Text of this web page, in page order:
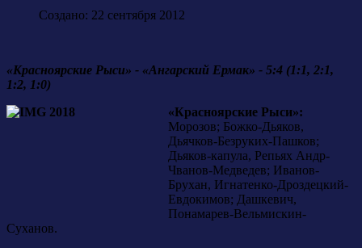
Создано: 22 сентября 2012
«Красноярские Рыси» - «Ангарский Ермак» - 5:4 (1:1, 2:1,
1:2, 1:0)
«Красноярские Рыси»:
Морозов; Божко-Дьяков,
Дьячков-Безруких-Пашков;
Дьяков-капула, Репьях Андр-
Чванов-Медведев; Иванов-
Брухан, Игнатенко-Дроздецкий-
Евдокимов; Дашкевич,
Понамарев-Вельмискин-
Суханов.